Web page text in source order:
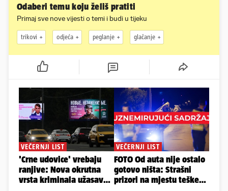
Odaberi temu koju želiš pratiti
Primaj sve nove vijesti o temi i budi u tijeku
trikovi odjeća peglanje glačanje